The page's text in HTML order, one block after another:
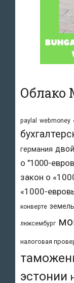
Облако
paylal webmoney
германия
о "1000-
закон о
«1000-
конверте
люксембург
налоговая
эстонии